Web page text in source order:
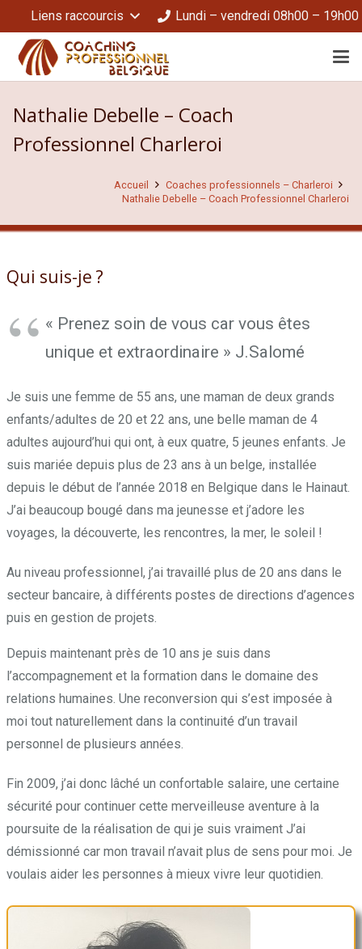
Liens raccourcis Lundi – vendredi 08h00 – 19h00
Nathalie Debelle – Coach
Professionnel Charleroi
Accueil
Coaches professionnels – Charleroi
Nathalie Debelle – Coach Professionnel Charleroi
Qui suis-je ?
« Prenez soin de vous car vous êtes
unique et extraordinaire » J.Salomé
Je suis une femme de 55 ans, une maman de deux grands
enfants/adultes de 20 et 22 ans, une belle maman de 4
adultes aujourd’hui qui ont, à eux quatre, 5 jeunes enfants. Je
suis mariée depuis plus de 23 ans à un belge, installée
depuis le début de l’année 2018 en Belgique dans le Hainaut.
J’ai beaucoup bougé dans ma jeunesse et j’adore les
voyages, la découverte, les rencontres, la mer, le soleil !
Au niveau professionnel, j’ai travaillé plus de 20 ans dans le
secteur bancaire, à différents postes de directions d’agences
puis en gestion de projets.
Depuis maintenant près de 10 ans je suis dans
l’accompagnement et la formation dans le domaine des
relations humaines. Une reconversion qui s’est imposée à
moi tout naturellement dans la continuité d’un travail
personnel de plusieurs années.
Fin 2009, j’ai donc lâché un confortable salaire, une certaine
sécurité pour continuer cette merveilleuse aventure à la
poursuite de la réalisation de qui je suis vraiment J’ai
démissionné car mon travail n’avait plus de sens pour moi. Je
voulais aider les personnes à mieux vivre leur quotidien.